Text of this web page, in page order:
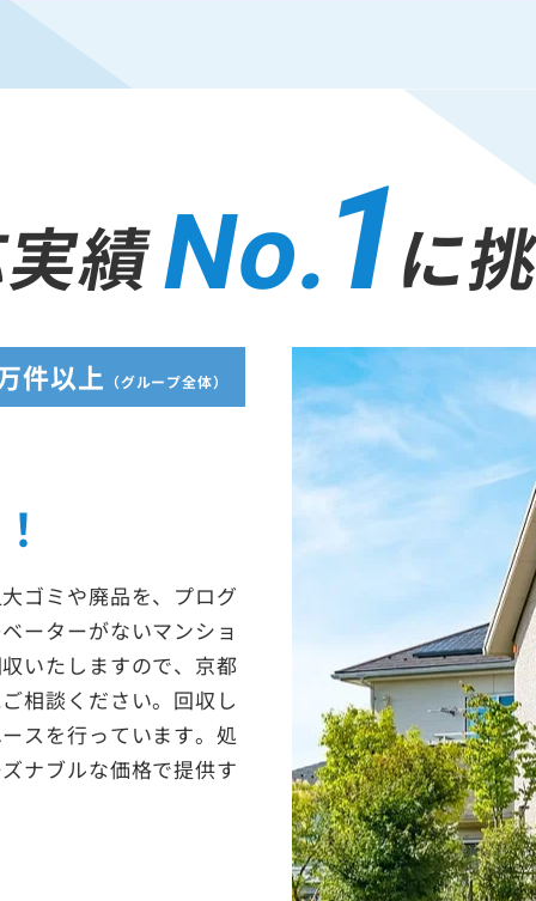
績No.1に
件以上 （グループ全体）
ゴミや廃品を、プログ
ーターがないマンショ
いたしますので、京都
相談ください。回収し
スを行っています。処
ナブルな価格で提供す